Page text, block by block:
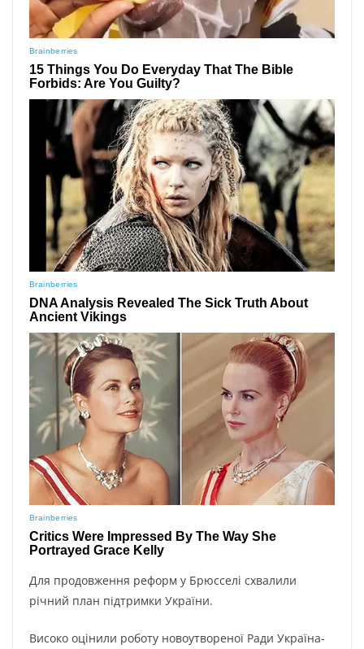
Для продовження реформ у Брюсселі схвалили
річний план підтримки України.
Високо оцінили роботу новоутвореної Ради Україна-